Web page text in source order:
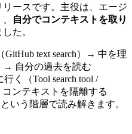
ースです。主役は、エージ
自分でコンテキストを取り
た。
text search）→ 中を理
→ 自分の過去を読む
く（Tool search tool /
コンテキストを隔離する
という階層で読み解きます。